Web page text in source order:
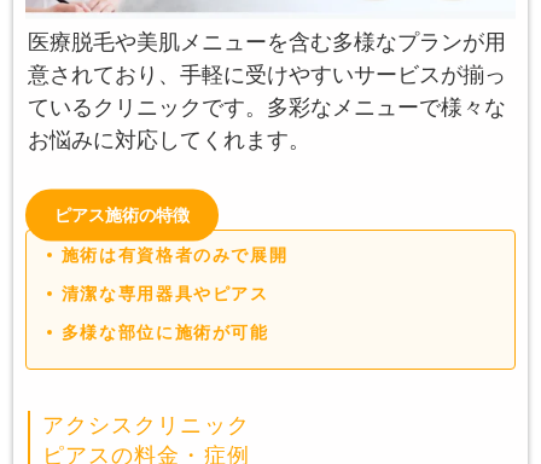
医療脱毛や美肌メニューを含む多様なプランが用
意されており、手軽に受けやすいサービスが揃っ
ているクリニックです。多彩なメニューで様々な
お悩みに対応してくれます。
ピアス施術の特徴
施術は有資格者のみで展開
清潔な専用器具やピアス
多様な部位に施術が可能
アクシスクリニック
ピアスの料金・症例